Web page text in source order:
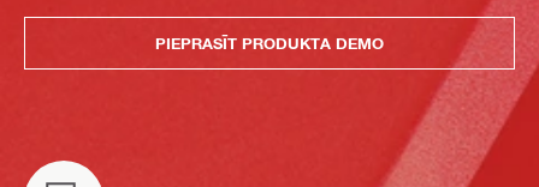
PIEPRASĪT PRODUKTA DEMO